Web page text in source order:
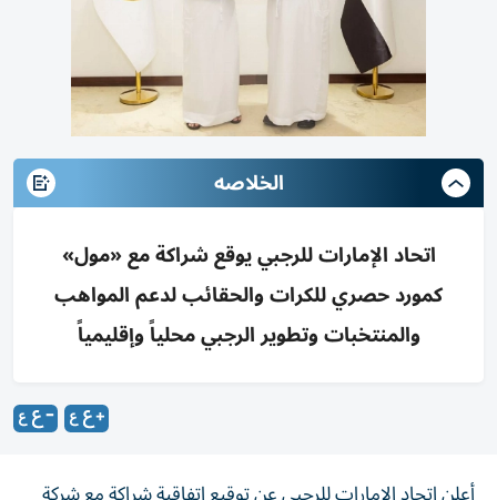
الخلاصه
اتحاد الإمارات للرجبي يوقع شراكة مع «مول»
كمورد حصري للكرات والحقائب لدعم المواهب
والمنتخبات وتطوير الرجبي محلياً وإقليمياً